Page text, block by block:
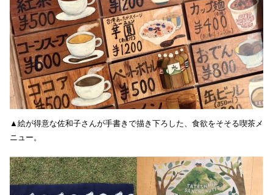
▲絵が得意な佐和子さんが手書きで描き下ろした、食欲をそそる喫茶メ
ニュー。